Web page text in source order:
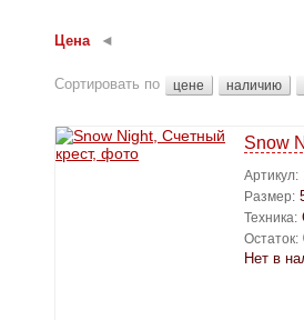
Цена
Сортировать по цене наличию
Snow
Артикул:
Размер:
Техника:
Остаток:
Нет в